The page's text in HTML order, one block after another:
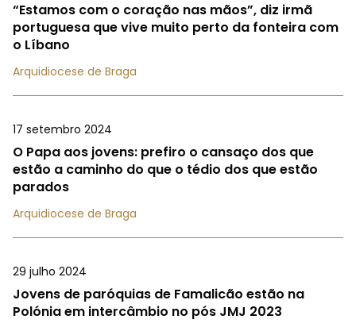
“Estamos com o coração nas mãos”, diz irmã
portuguesa que vive muito perto da fonteira com
o Líbano
Arquidiocese de Braga
17 setembro 2024
O Papa aos jovens: prefiro o cansaço dos que
estão a caminho do que o tédio dos que estão
parados
Arquidiocese de Braga
29 julho 2024
Jovens de paróquias de Famalicão estão na
Polónia em intercâmbio no pós JMJ 2023